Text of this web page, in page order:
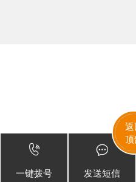
一键拨号 发送短信
返
顶